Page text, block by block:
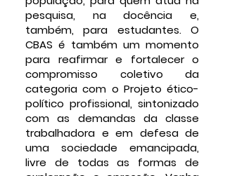
pesquisa, na docência e,
também, para estudantes. O
CBAS é também um momento
para reafirmar e fortalecer o
compromisso coletivo da
categoria com o Projeto ético-
político profissional, sintonizado
com as demandas da classe
trabalhadora e em defesa de
uma sociedade emancipada,
livre de todas as formas de